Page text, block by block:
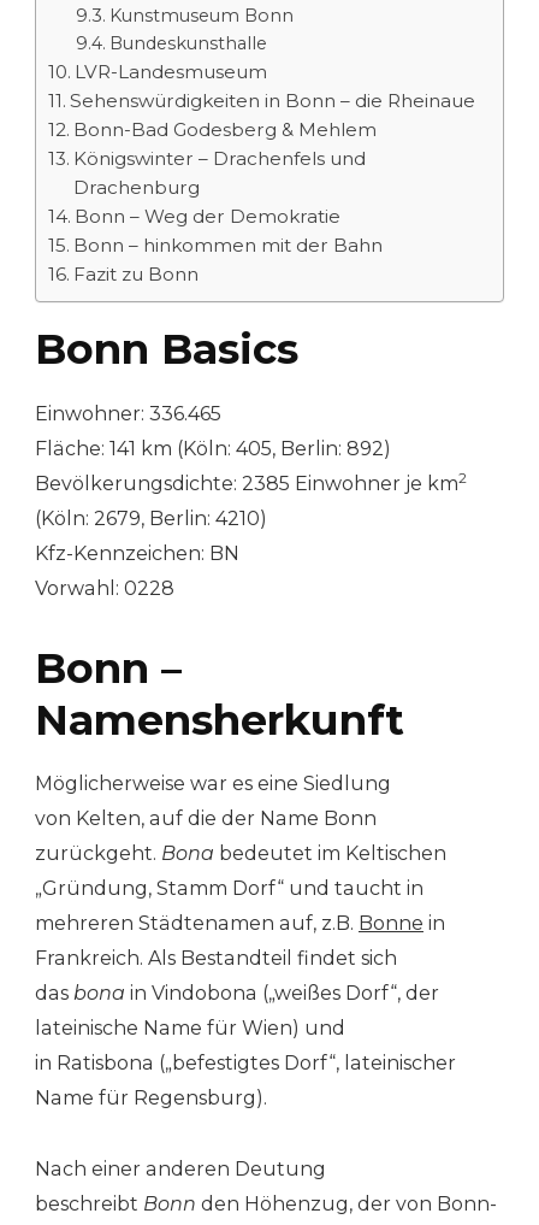
Kunstmuseum Bonn
Bundeskunsthalle
LVR-Landesmuseum
Sehenswürdigkeiten in Bonn – die Rheinaue
Bonn-Bad Godesberg & Mehlem
Königswinter – Drachenfels und
Drachenburg
Bonn – Weg der Demokratie
Bonn – hinkommen mit der Bahn
Fazit zu Bonn
Bonn Basics
Einwohner: 336.465
Fläche: 141 km (Köln: 405, Berlin: 892)
Bevölkerungsdichte: 2385 Einwohner je km2
(Köln: 2679, Berlin: 4210)
Kfz-Kennzeichen: BN
Vorwahl: 0228
Bonn –
Namensherkunft
Möglicherweise war es eine Siedlung
von Kelten, auf die der Name Bonn
zurückgeht. Bona bedeutet im Keltischen
„Gründung, Stamm Dorf“ und taucht in
mehreren Städtenamen auf, z.B. Bonne in
Frankreich. Als Bestandteil findet sich
das bona in Vindobona („weißes Dorf“, der
lateinische Name für Wien) und
in Ratisbona („befestigtes Dorf“, lateinischer
Name für Regensburg).
Nach einer anderen Deutung
beschreibt Bonn den Höhenzug, der von Bonn-